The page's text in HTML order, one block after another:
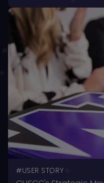
USER STORY